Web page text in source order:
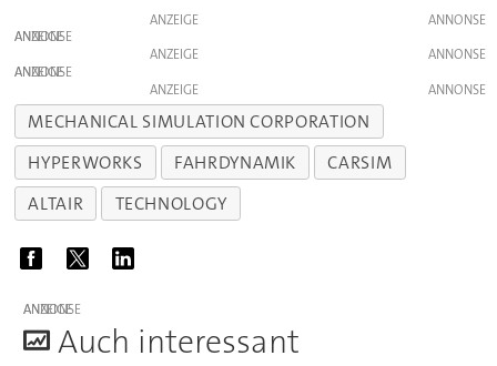
ANZEIGE
ANZEIGE
ANZEIGE
ANZEIGE
ANZEIGE
MECHANICAL SIMULATION CORPORATION
HYPERWORKS
FAHRDYNAMIK
CARSIM
ALTAIR
TECHNOLOGY
ANZEIGE
Auch interessant